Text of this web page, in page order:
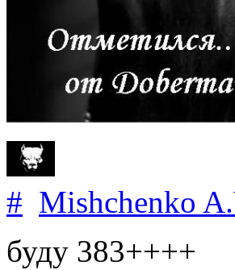
# Mishchenko
буду 383++++